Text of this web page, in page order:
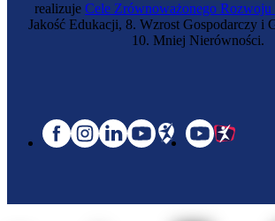
realizuje Cele Zrównoważonego
Jakość Edukacji, 8. Wzrost Gospodarczy i
10. Mniej Nierówności.